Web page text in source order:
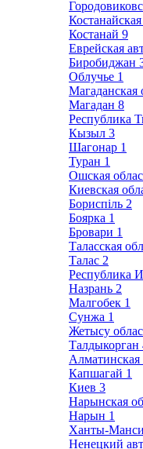
Костанай 9
Еврейская
Биробиджан
Облучье 1
Магаданская
Магадан 8
Республика
Кызыл 3
Шагонар 1
Туран 1
Ошская
Киевская
Бориспіль 2
Боярка 1
Бровари 1
Таласская
Талас 2
Республика
Назрань 2
Малгобек 1
Сунжа 1
Жетысу
Талдыкорган
Алматинская
Капшагай 1
Киев 3
Нарынская
Нарын 1
Ханты-
Ненецкий